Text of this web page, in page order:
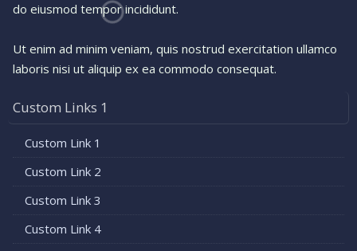
do eiusmod tempor incididunt.
Ut enim ad minim veniam, quis nostrud exercitation ullamco
laboris nisi ut aliquip ex ea commodo consequat.
Custom Links 1
Custom Link 1
Custom Link 2
Custom Link 3
Custom Link 4